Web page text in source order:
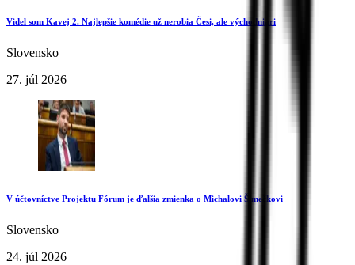
Videl som Kavej 2. Najlepšie komédie už nerobia Česi, ale východniari
Slovensko
27. júl 2026
V účtovníctve Projektu Fórum je ďalšia zmienka o Michalovi Šimečkovi
Slovensko
24. júl 2026